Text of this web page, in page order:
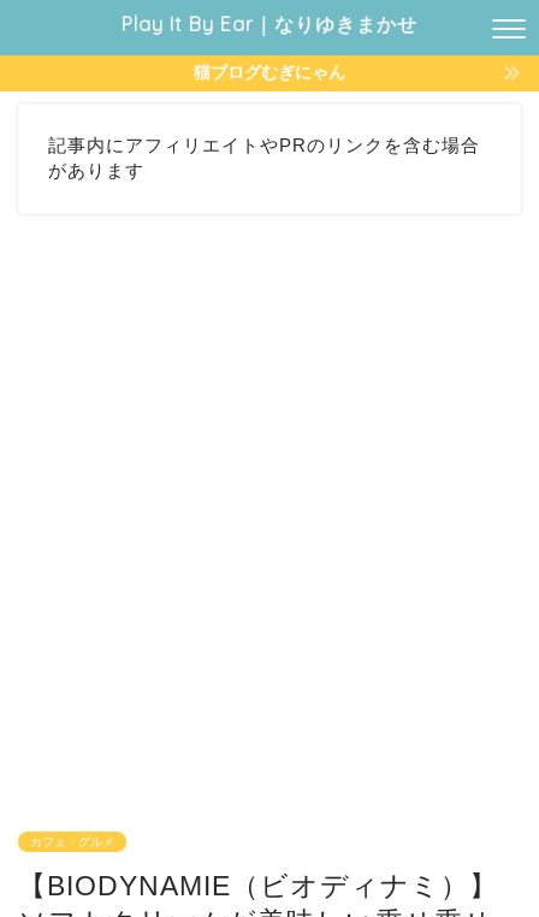
Play It By Ear｜なりゆきまかせ
猫ブログむぎにゃん
記事内にアフィリエイトやPRのリンクを含む場合
があります
カフェ・グルメ
【BIODYNAMIE（ビオディナミ）】